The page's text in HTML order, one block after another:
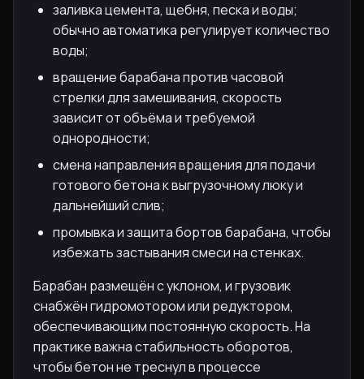
заливка цемента, щебня, песка и воды;
обычно автоматика регулирует количество
воды;
вращение барабана против часовой
стрелки для замешивания, скорость
зависит от объёма и требуемой
однородности;
смена направления вращения для подачи
готового бетона к выгрузочному люку и
дальнейший слив;
промывка и защита бортов барабана, чтобы
избежать застывания смеси на стенках.
Барабан размещён с уклоном, и грузовик
снабжён гидромотором или редуктором,
обеспечивающим постоянную скорость. На
практике важна стабильность оборотов,
чтобы бетон не треснул в процессе